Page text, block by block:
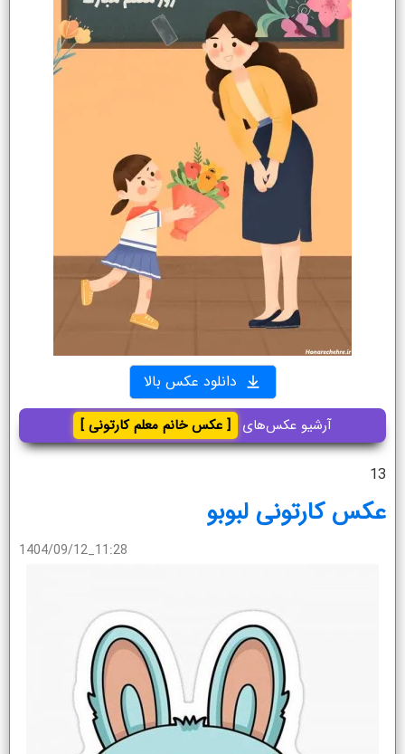
دانلود عکس بالا
آرشیو عکس‌های [ عکس خانم معلم کارتونی ]
13
عکس کارتونی لبوبو
1404/09/12_11:28